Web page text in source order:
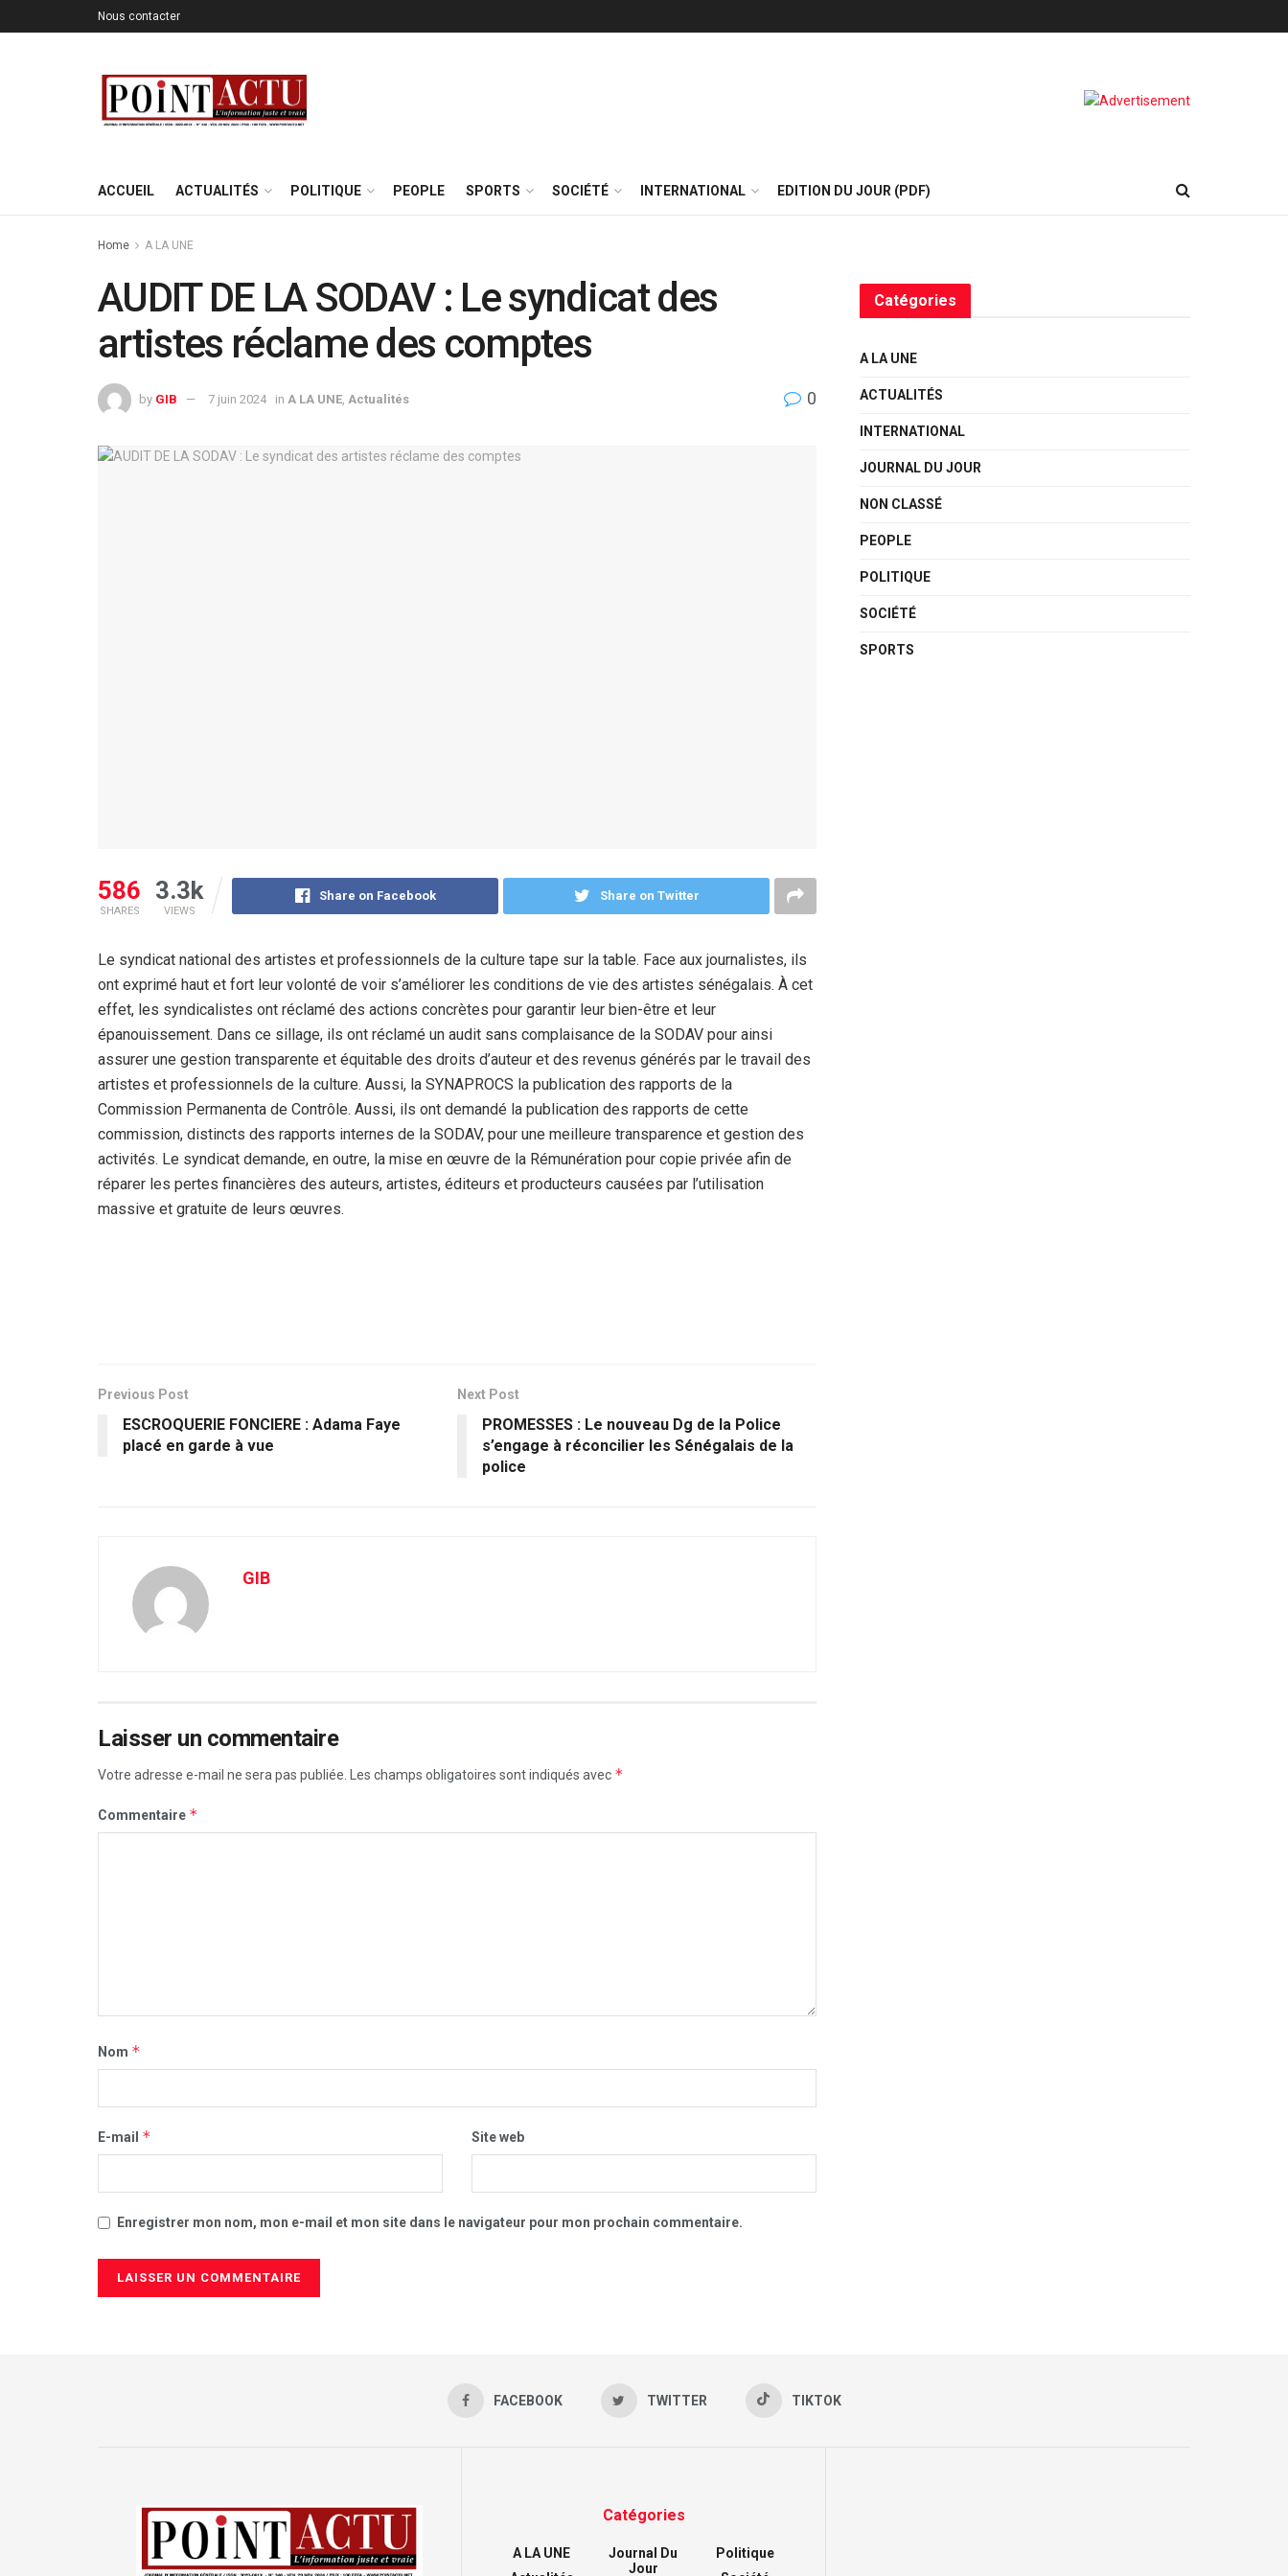
Nous contacter
ACCUEIL ACTUALITÉS POLITIQUE PEOPLE SPORTS SOCIÉTÉ INTERNATIONAL EDITION DU JOUR (PDF)
Home A LA UNE
AUDIT DE LA SODAV : Le syndicat des
artistes réclame des comptes
by GIB 7 juin 2024 in A LA UNE Actualités 0
586
SHARES
3.3k
VIEWS
Share on Facebook Share on Twitter
Le syndicat national des artistes et professionnels de la culture tape sur la table. Face aux journalistes, ils
ont exprimé haut et fort leur volonté de voir s’améliorer les conditions de vie des artistes sénégalais. À cet
effet, les syndicalistes ont réclamé des actions concrètes pour garantir leur bien-être et leur
épanouissement. Dans ce sillage, ils ont réclamé un audit sans complaisance de la SODAV pour ainsi
assurer une gestion transparente et équitable des droits d’auteur et des revenus générés par le travail des
artistes et professionnels de la culture. Aussi, la SYNAPROCS la publication des rapports de la
Commission Permanenta de Contrôle. Aussi, ils ont demandé la publication des rapports de cette
commission, distincts des rapports internes de la SODAV, pour une meilleure transparence et gestion des
activités. Le syndicat demande, en outre, la mise en œuvre de la Rémunération pour copie privée afin de
réparer les pertes financières des auteurs, artistes, éditeurs et producteurs causées par l’utilisation
massive et gratuite de leurs œuvres.
Previous Post
ESCROQUERIE FONCIERE : Adama Faye
placé en garde à vue
Next Post
PROMESSES : Le nouveau Dg de la Police
s’engage à réconcilier les Sénégalais de la
police
GIB
Laisser un commentaire
Votre adresse e-mail ne sera pas publiée. Les champs obligatoires sont indiqués avec *
Commentaire *
Nom *
E-mail * Site web
Enregistrer mon nom, mon e-mail et mon site dans le navigateur pour mon prochain commentaire.
Catégories
A LA UNE
ACTUALITÉS
INTERNATIONAL
JOURNAL DU JOUR
NON CLASSÉ
PEOPLE
POLITIQUE
SOCIÉTÉ
SPORTS
FACEBOOK TWITTER TIKTOK
Catégories
A LA UNE
Journal Du
Jour
Politique